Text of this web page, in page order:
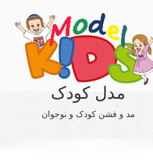
مدل کودک
مد و فشن کودک و نوجوان